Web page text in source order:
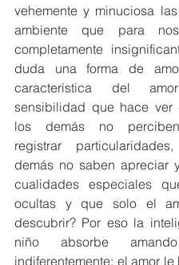
vehemente y minuciosa
ambiente que para
completamente
duda una forma de
característica del
sensibilidad que hace ver
los demás no
registrar
demás no saben apreciar
cualidades especiales
ocultas y que solo el
descubrir? Por eso la
niño absorbe
indiferentemente; el amor le